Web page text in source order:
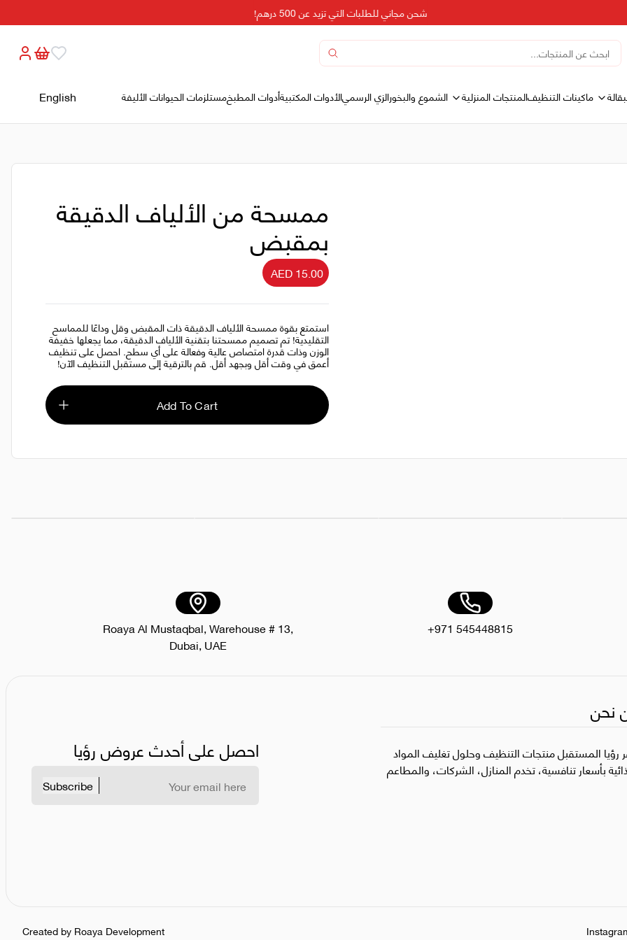
شحن مجاني للطلبات التي تزيد عن 500 درهم!
ماكينات التنظيفالمنتجات المنزلية الشموع والبخورالزي الرسميالأدوات المكتبيةأدوات المطبخمستلزمات الحيوانات الأليفة English
ممسحة من الألياف الدقيقة
بمقبض
AED 15.00
استمتع بقوة ممسحة الألياف الدقيقة ذات المقبض وقل وداعًا للمماسح
التقليدية! تم تصميم ممسحتنا بتقنية الألياف الدقيقة، مما يجعلها خفيفة
الوزن وذات قدرة امتصاص عالية وفعالة على أي سطح. احصل على تنظيف
أعمق في وقت أقل وبجهد أقل. قم بالترقية إلى مستقبل التنظيف الآن!
Add To Cart
+971 545448815
Roaya Al Mustaqbal, Warehouse # 13,
Dubai, UAE
نحن
رؤيا المستقبل منتجات التنظيف وحلول تغليف المواد
بأسعار تنافسية، تخدم المنازل، الشركات، والمطاعم
احصل على أحدث عروض رؤيا
Subscribe
Created by Roaya Development